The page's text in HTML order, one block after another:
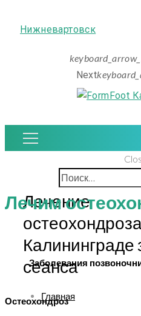
Нижневартовск
Next
Найти:
Лечение
Калининграде
сеанса
Главная
Лечим
Заболевания
Остеохондроз